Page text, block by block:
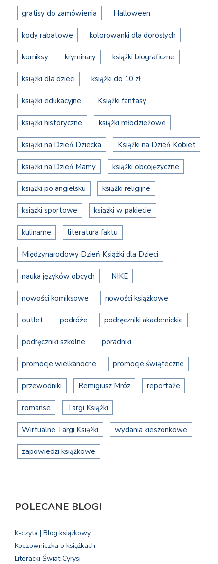
gratisy do zamówienia Halloween
kody rabatowe kolorowanki dla dorosłych
komiksy kryminały książki biograficzne
książki dla dzieci książki do 10 zł
książki edukacyjne Książki fantasy
książki historyczne książki młodzieżowe
książki na Dzień Dziecka Książki na Dzień Kobiet
książki na Dzień Mamy książki obcojęzyczne
książki po angielsku książki religijne
książki sportowe książki w pakiecie
kulinarne literatura faktu
Międzynarodowy Dzień Książki dla Dzieci
nauka języków obcych NIKE
nowości komiksowe nowości książkowe
outlet podróże podręczniki akademickie
podręczniki szkolne poradniki
promocje wielkanocne promocje świąteczne
przewodniki Remigiusz Mróz reportaże
romanse Targi Książki
Wirtualne Targi Książki wydania kieszonkowe
zapowiedzi książkowe
POLECANE BLOGI
K-czyta | Blog książkowy
Koczowniczka o książkach
Literacki Świat Cyrysi